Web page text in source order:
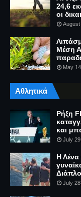
24,6
οι
Μέση
May
Αθλητικά
Ρήξη
και
July
Η
July